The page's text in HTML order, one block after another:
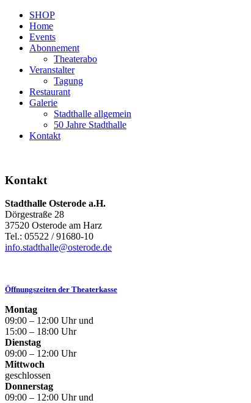
SHOP
Home
Events
Abonnement
Theaterabo
Veranstalter
Tagung
Restaurant
Galerie
Stadthalle allgemein
50 Jahre Stadthalle
Kontakt
Kontakt
Stadthalle Osterode a.H.
Dörgestraße 28
37520 Osterode am Harz
Tel.: 05522 / 91680-10
info.stadthalle@osterode.de
Öffnungszeiten der Theaterkasse
Montag
09:00 – 12:00 Uhr und
15:00 – 18:00 Uhr
Dienstag
09:00 – 12:00 Uhr
Mittwoch
geschlossen
Donnerstag
09:00 – 12:00 Uhr und